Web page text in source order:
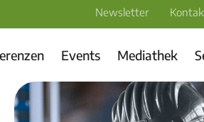
Newsletter
Events Mediathek